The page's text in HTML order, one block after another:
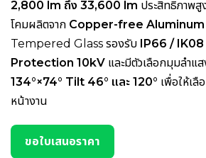
2,800 lm ถึง 33,600 lm ประสิทธิภาพสู
โคมผลิตจาก Copper-free Aluminum
Tempered Glass รองรับ IP66 /
Protection 10kV และมีตัวเลือกมุมลำแ
134°×74° Tilt 46° และ 120° เพื่อให้เ
หน้างาน
ขอใบเสนอราคา